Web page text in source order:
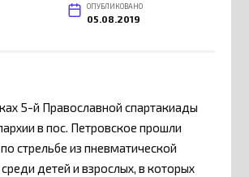
ОПУБЛИКОВАНО
05.08.2019
5-й Православной спартакиады
в пос. Петровское прошли
стрельбе из пневматической
детей и взрослых, в которых